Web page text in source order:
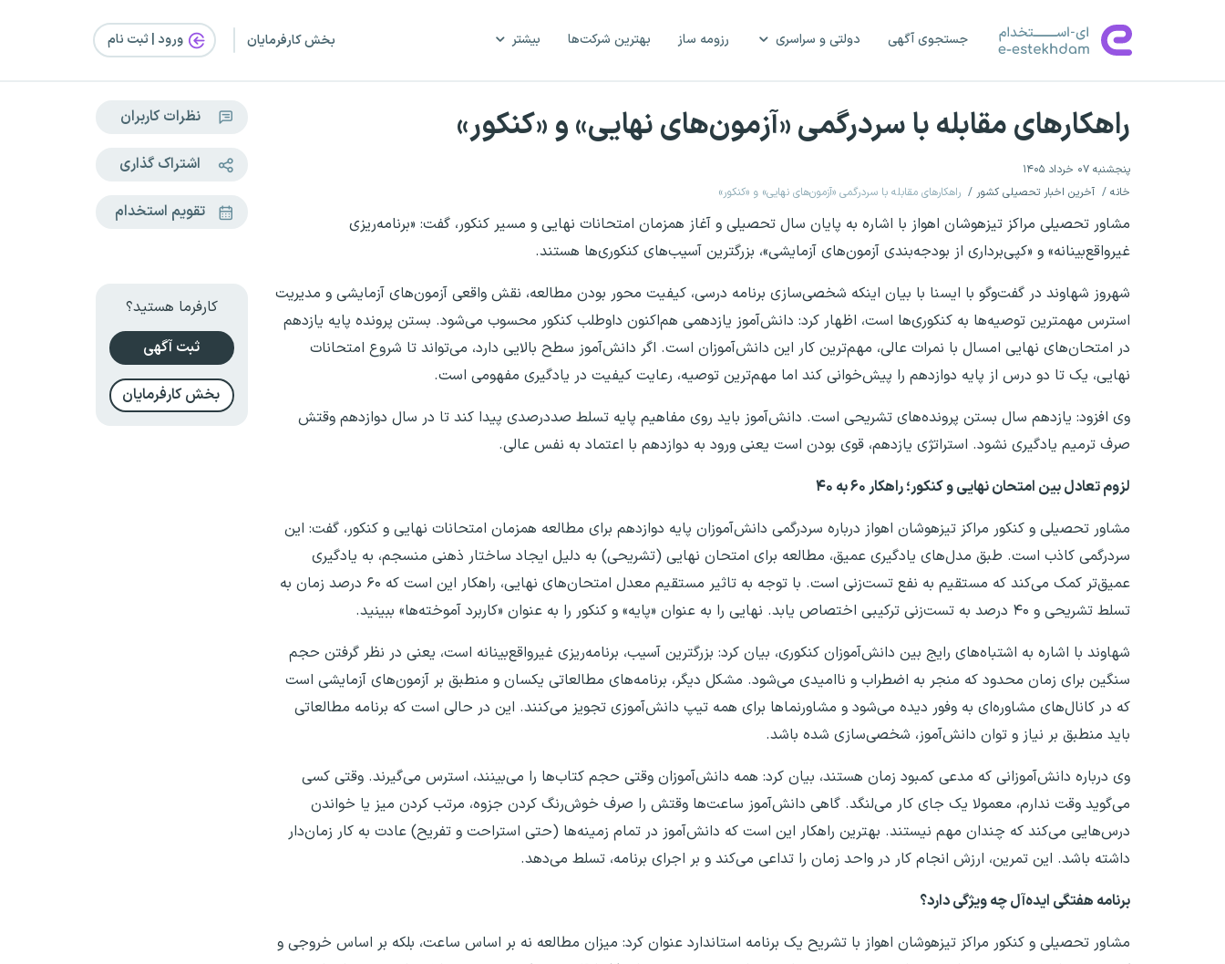
جستجوی آگهی دولتی و سراسری رزومه ساز بهترین شرکت‌ها بیشتر بخش کارفرمایان ورود | ثبت‌ نام
راهکارهای مقابله با سردرگمی «آزمون‌های نهایی» و «کنکور»
پنجشنبه ۰۷ خرداد ۱۴۰۵
خانه
آخرین اخبار تحصیلی کشور راهکارهای مقابله با سردرگمی «آزمون‌های نهایی» و «کنکور»
مشاور تحصیلی مراکز تیزهوشان اهواز با اشاره به پایان سال تحصیلی و آغاز همزمان امتحانات نهایی و مسیر کنکور، گفت: «برنامه‌ریزی
غیرواقع‌بینانه» و «کپی‌برداری از بودجه‌بندی آزمون‌های آزمایشی»، بزرگترین آسیب‌های کنکوری‌ها هستند.
شهروز شهاوند در گفت‌وگو با ایسنا با بیان اینکه شخصی‌سازی برنامه درسی، کیفیت محور بودن مطالعه، نقش واقعی آزمون‌های آزمایشی و مدیریت
استرس مهمترین توصیه‌ها به کنکوری‌ها است، اظهار کرد: دانش‌آموز یازدهمی هم‌اکنون داوطلب کنکور محسوب می‌شود. بستن پرونده پایه یازدهم
در امتحان‌های نهایی امسال با نمرات عالی، مهم‌ترین کار این دانش‌آموزان است. اگر دانش‌آموز سطح بالایی دارد، می‌تواند تا شروع امتحانات
نهایی، یک تا دو درس از پایه دوازدهم را پیش‌خوانی کند اما مهم‌ترین توصیه، رعایت کیفیت در یادگیری مفهومی است.
وی افزود: یازدهم سال بستن پرونده‌های تشریحی است. دانش‌آموز باید روی مفاهیم پایه تسلط صددرصدی پیدا کند تا در سال دوازدهم وقتش
صرف ترمیم یادگیری نشود. استراتژی یازدهم، قوی بودن است یعنی ورود به دوازدهم با اعتماد به نفس عالی.
لزوم تعادل بین امتحان نهایی و کنکور؛ راهکار ۶۰ به ۴۰
مشاور تحصیلی و کنکور مراکز تیزهوشان اهواز درباره سردرگمی دانش‌آموزان پایه دوازدهم برای مطالعه همزمان امتحانات نهایی و کنکور، گفت: این
سردرگمی کاذب است. طبق مدل‌های یادگیری عمیق، مطالعه برای امتحان نهایی (تشریحی) به دلیل ایجاد ساختار ذهنی منسجم، به یادگیری
عمیق‌تر کمک می‌کند که مستقیم به نفع تست‌زنی است. با توجه به تاثیر مستقیم معدل امتحان‌های نهایی، راهکار این است که ۶۰ درصد زمان به
تسلط تشریحی و ۴۰ درصد به تست‌زنی ترکیبی اختصاص یابد. نهایی را به عنوان «پایه» و کنکور را به عنوان «کاربرد آموخته‌ها» ببینید.
شهاوند با اشاره به اشتباه‌های رایج بین دانش‌آموزان کنکوری، بیان کرد: بزرگترین آسیب، برنامه‌ریزی غیرواقع‌بینانه است، یعنی در نظر گرفتن حجم
سنگین برای زمان محدود که منجر به اضطراب و ناامیدی می‌شود. مشکل دیگر، برنامه‌های مطالعاتی یکسان و منطبق بر آزمون‌های آزمایشی است
که در کانال‌های مشاوره‌ای به وفور دیده می‌شود و مشاورنماها برای همه تیپ دانش‌آموزی تجویز می‌کنند. این در حالی است که برنامه مطالعاتی
باید منطبق بر نیاز و توان دانش‌آموز، شخصی‌سازی شده باشد.
وی درباره دانش‌آموزانی که مدعی کمبود زمان هستند، بیان کرد: همه دانش‌آموزان وقتی حجم کتاب‌ها را می‌بینند، استرس می‌گیرند. وقتی کسی
می‌گوید وقت ندارم، معمولا یک جای کار می‌لنگد. گاهی دانش‌آموز ساعت‌ها وقتش را صرف خوش‌رنگ کردن جزوه، مرتب کردن میز یا خواندن
درس‌هایی می‌کند که چندان مهم نیستند. بهترین راهکار این است که دانش‌آموز در تمام زمینه‌ها (حتی استراحت و تفریح) عادت به کار زمان‌دار
داشته باشد. این تمرین، ارزش انجام کار در واحد زمان را تداعی می‌کند و بر اجرای برنامه، تسلط می‌دهد.
برنامه هفتگی ایده‌آل چه ویژگی دارد؟
مشاور تحصیلی و کنکور مراکز تیزهوشان اهواز با تشریح یک برنامه استاندارد عنوان کرد: میزان مطالعه نه بر اساس ساعت، بلکه بر اساس خروجی و
نظرات کاربران
اشتراک گذاری
تقویم استخدام
کارفرما هستید؟
ثبت آگهی
بخش کارفرمایان